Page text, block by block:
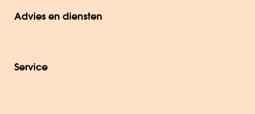
Advies en diensten
Service